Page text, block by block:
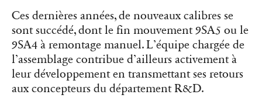
Ces dernières années, de nouveaux calibres se
sont succédé, dont le fin mouvement 9SA5 ou le
9SA4 à remontage manuel. L’équipe chargée de
l’assemblage contribue d’ailleurs activement à
leur développement en transmettant ses retours
aux concepteurs du département R&D.